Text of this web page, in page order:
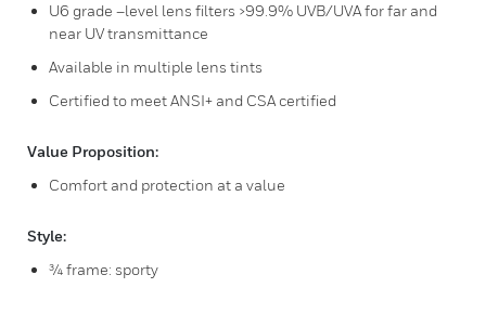
U6 grade –level lens filters >99.9% UVB/UVA for far and
near UV transmittance
Available in multiple lens tints
Certified to meet ANSI+ and CSA certified
Value Proposition:
Comfort and protection at a value
Style:
¾ frame: sporty